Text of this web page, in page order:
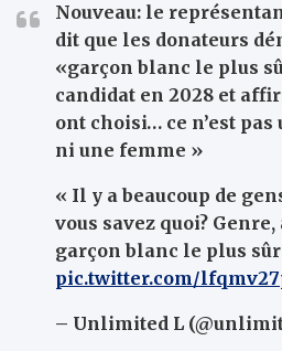
Nouveau: le
dit que les donateurs
«garçon blanc le plus
candidat en 2028 et
ont choisi… ce n’est
ni une femme »
« Il y a beaucoup de
vous savez quoi?
garçon blanc le plus
pic.twitter.com/
– Unlimited L